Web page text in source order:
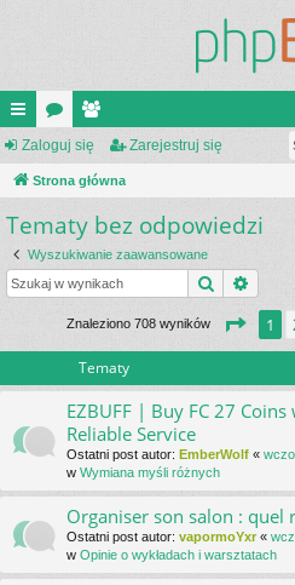
ię
ce
j
…
or
a
ży
tk
o
w
ni
cy
Zaloguj się Zarejestruj się
Strona główna
Tematy bez odpowiedzi
Wyszukiwanie zaawansowane
Szukaj
Znaleziono 708 wyników 1
Tematy
EZBUFF | Buy FC 27
Reliable Service
Ostatni post autor: EmberWolf «
w Wymiana myśli różnych
Organiser son salon : quel
Ostatni post autor: vapormoYxr «
w Opinie o wykładach i warsztatach